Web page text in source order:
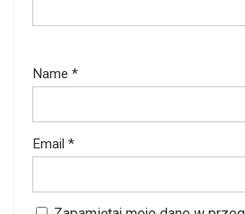
Name *
Email *